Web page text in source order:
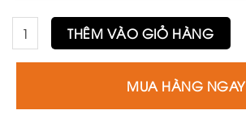
Ghế GLC36 số lượng
THÊM VÀO GIỎ HÀNG
MUA HÀNG NGAY